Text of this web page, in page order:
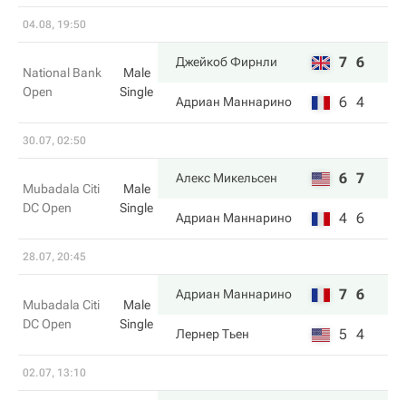
04.08, 19:50
National Bank
Open
Male
Single
Джейкоб Фирнли 7 6
Адриан Маннарино 6 4
30.07, 02:50
Mubadala Citi
DC Open
Male
Single
Алекс Микельсен 6 7
Адриан Маннарино 4 6
28.07, 20:45
Mubadala Citi
DC Open
Male
Single
Адриан Маннарино 7 6
Лернер Тьен 5 4
02.07, 13:10